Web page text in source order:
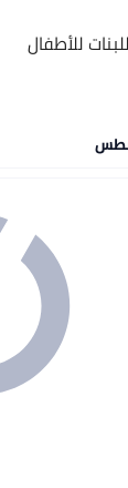
للأطفال